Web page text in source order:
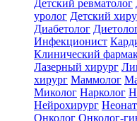
Детский ревматолог
уролог Детский
Диабетолог
Инфекционист
Клинический
Лазерный хирург
хирург Маммолог
Миколог Нарколог
Нейрохирург
Онколог Онколог-